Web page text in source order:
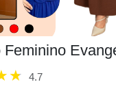
Feminino
4.7